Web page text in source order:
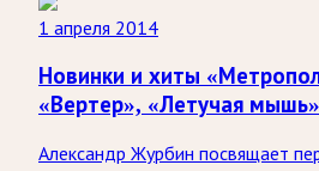
1 апреля 2014
Новинки и хиты
«Вертер», «Летучая мышь»
Александр Журбин посвящает